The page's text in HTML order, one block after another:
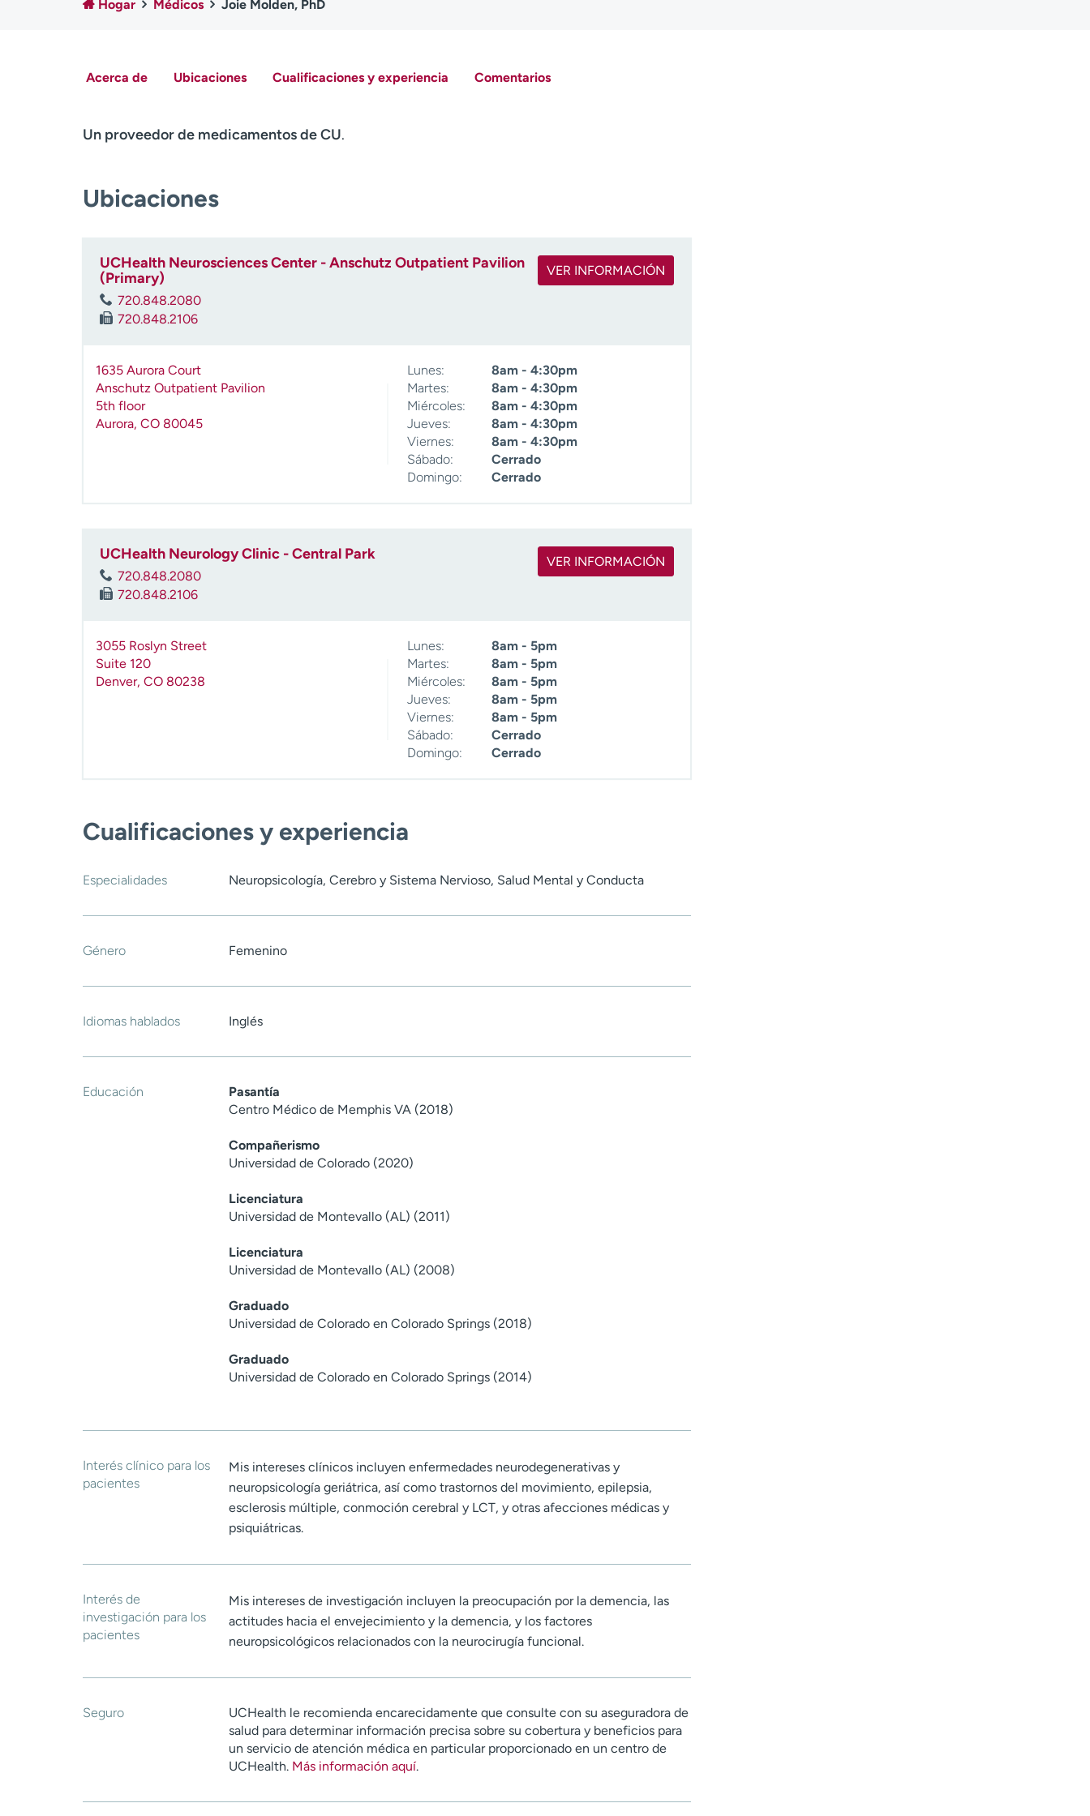
Hogar Médicos Joie Molden, PhD
Acerca de Ubicaciones Cualificaciones y experiencia Comentarios
Un proveedor de medicamentos de CU.
Ubicaciones
UCHealth Neurosciences Center - Anschutz Outpatient Pavilion
(Primary)
720.848.2080
720.848.2106
VER INFORMACIÓN
1635 Aurora Court
Anschutz Outpatient Pavilion
5th floor
Aurora, CO 80045
Lunes:
8am - 4:30pm
Martes:
8am - 4:30pm
Miércoles:
8am - 4:30pm
Jueves:
8am - 4:30pm
Viernes:
8am - 4:30pm
Sábado:
Cerrado
Domingo:
Cerrado
UCHealth Neurology Clinic - Central Park
720.848.2080
720.848.2106
VER INFORMACIÓN
3055 Roslyn Street
Suite 120
Denver, CO 80238
Lunes:
8am - 5pm
Martes:
8am - 5pm
Miércoles:
8am - 5pm
Jueves:
8am - 5pm
Viernes:
8am - 5pm
Sábado:
Cerrado
Domingo:
Cerrado
Cualificaciones y experiencia
Especialidades Neuropsicología, Cerebro y Sistema Nervioso, Salud Mental y Conducta
Género Femenino
Idiomas hablados Inglés
Educación
Pasantía
Centro Médico de Memphis VA (2018)
Compañerismo
Universidad de Colorado (2020)
Licenciatura
Universidad de Montevallo (AL) (2011)
Licenciatura
Universidad de Montevallo (AL) (2008)
Graduado
Universidad de Colorado en Colorado Springs (2018)
Graduado
Universidad de Colorado en Colorado Springs (2014)
Interés clínico para los
pacientes
Mis intereses clínicos incluyen enfermedades neurodegenerativas y
neuropsicología geriátrica, así como trastornos del movimiento, epilepsia,
esclerosis múltiple, conmoción cerebral y LCT, y otras afecciones médicas y
psiquiátricas.
Interés de
investigación para los
pacientes
Mis intereses de investigación incluyen la preocupación por la demencia, las
actitudes hacia el envejecimiento y la demencia, y los factores
neuropsicológicos relacionados con la neurocirugía funcional.
Seguro
UCHealth le recomienda encarecidamente que consulte con su aseguradora de
salud para determinar información precisa sobre su cobertura y beneficios para
un servicio de atención médica en particular proporcionado en un centro de
UCHealth. Más información aquí.